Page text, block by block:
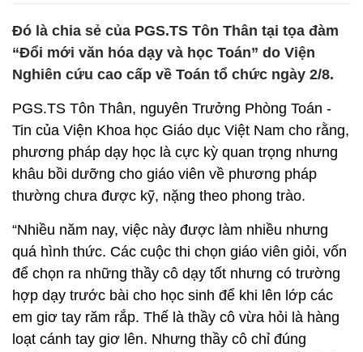
Đó là chia sẻ của PGS.TS Tôn Thân tại tọa đàm
“Đổi mới văn hóa dạy và học Toán” do Viện
Nghiên cứu cao cấp về Toán tổ chức ngày 2/8.
PGS.TS Tôn Thân, nguyên Trưởng Phòng Toán -
Tin của Viện Khoa học Giáo dục Việt Nam cho rằng,
phương pháp dạy học là cực kỳ quan trọng nhưng
khâu bồi dưỡng cho giáo viên về phương pháp
thường chưa được kỹ, nặng theo phong trào.
“Nhiều năm nay, việc này được làm nhiều nhưng
quá hình thức. Các cuộc thi chọn giáo viên giỏi, vốn
để chọn ra những thầy cô dạy tốt nhưng có trường
hợp dạy trước bài cho học sinh để khi lên lớp các
em giơ tay răm rắp. Thế là thầy cô vừa hỏi là hàng
loạt cánh tay giơ lên. Nhưng thầy cô chỉ đúng